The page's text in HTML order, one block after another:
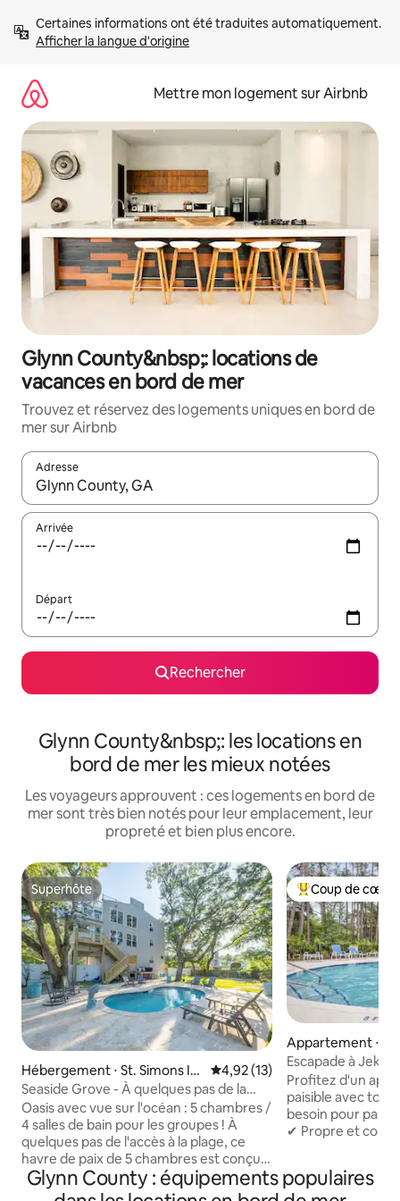
directement
Afficher la langue d'origine
Mettre mon logement sur Airbnb
Glynn County&nbsp;: locations de
vacances en bord de mer
Trouvez et réservez des logements uniques en bord de
mer sur Airbnb
Adresse
Lorsque les résultats s'affichent, utilisez les flèches vers le
Arrivée
Départ
Rechercher
Glynn County&nbsp;: les locations en
bord de mer les mieux notées
Les voyageurs approuvent : ces logements en bord de
mer sont très bien notés pour leur emplacement, leur
propreté et bien plus encore.
Superhôte
Superhôte
Hébergement ⋅ St. Simons Isl
and
Évaluation moyenne sur la
4,92 (13)
Seaside Grove - À quelques pas de la
plage ! Piscine 5B/4B 12-15
Oasis avec vue sur l'océan : 5 chambres /
4 salles de bain pour les groupes ! À
quelques pas de l'accès à la plage, ce
havre de paix de 5 chambres est conçu
pour les groupes de 15 personnes
(12 adultes maximum). Détendez-vous
Coups de cœur
Coup de cœur
Appartement ⋅
Escapade à Jekyll Island
moderne de 3
Superhost
Profitez d'un
paisible avec tout
besoin pour
✔ Propre et
commerces,
Glynn County : équipements populaires